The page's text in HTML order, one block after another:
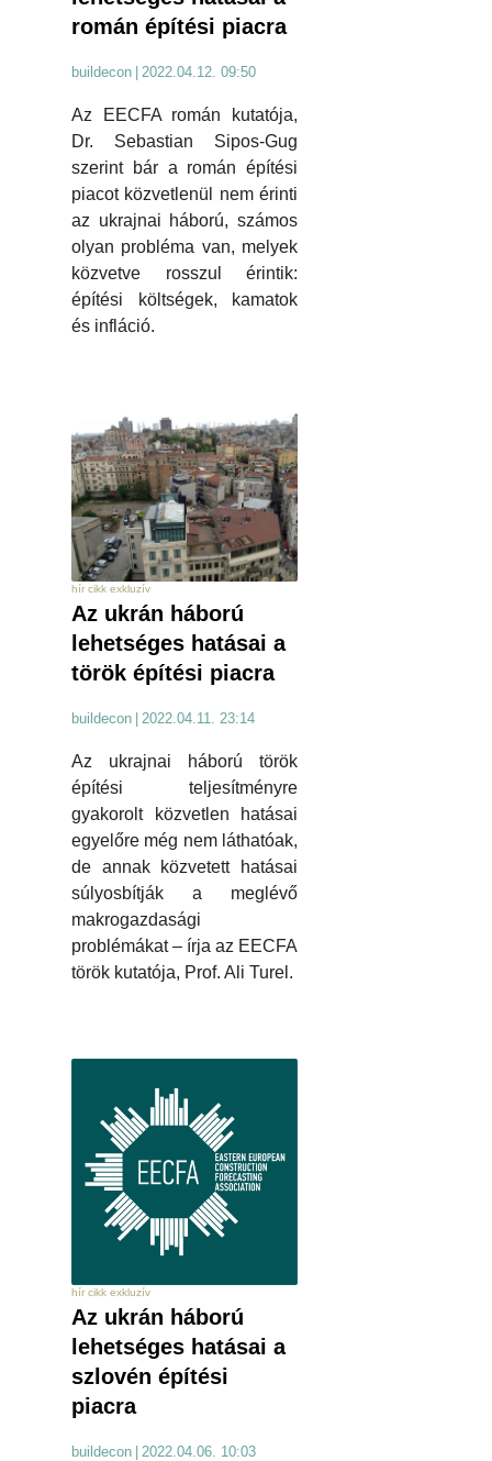
román építési piacra
buildecon | 2022.04.12. 09:50
Az EECFA román kutatója,
Dr. Sebastian Sipos-Gug
szerint bár a román építési
piacot közvetlenül nem érinti
az ukrajnai háború, számos
olyan probléma van, melyek
közvetve rosszul érintik:
építési költségek, kamatok
és infláció.
hír cikk exkluzív
Az ukrán háború
lehetséges hatásai a
török építési piacra
buildecon | 2022.04.11. 23:14
Az ukrajnai háború török
építési teljesítményre
gyakorolt közvetlen hatásai
egyelőre még nem láthatóak,
de annak közvetett hatásai
súlyosbítják a meglévő
makrogazdasági
problémákat – írja az EECFA
török kutatója, Prof. Ali Turel.
hír cikk exkluzív
Az ukrán háború
lehetséges hatásai a
szlovén építési
piacra
buildecon | 2022.04.06. 10:03